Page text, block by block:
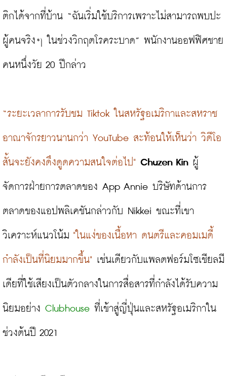
ติกได้จากที่บ้าน “ฉันเริ่มใช้บริการเพราะไม่สามารถพบปะ
ผู้คนจริงๆ ในช่วงวิกฤตโรคระบาด” พนักงานออฟฟิศชาย
คนหนึ่งวัย 20 ปีกล่าว
“ระยะเวลาการรับชม Tiktok ในสหรัฐอเมริกาและสหราช
อาณาจักรยาวนานกว่า YouTube สะท้อนให้เห็นว่า วิดีโอ
สั้นจะยังคงดึงดูดความสนใจต่อไป" Chuzen Kin ผู้
จัดการฝ่ายการตลาดของ App Annie บริษัทด้านการ
ตลาดของแอปพลิเคชันกล่าวกับ Nikkei ขณะที่เขา
วิเคราะห์แนวโน้ม "ในแง่ของเนื้อหา ดนตรีและคอมเมดี้
กำลังเป็นที่นิยมมากขึ้น" เช่นเดียวกับแพลตฟอร์มโซเชียลมี
เดียที่ใช้เสียงเป็นตัวกลางในการสื่อสารที่กำลังได้รับความ
นิยมอย่าง Clubhouse ที่เข้าสู่ญี่ปุ่นและสหรัฐอเมริกาใน
ช่วงต้นปี 2021